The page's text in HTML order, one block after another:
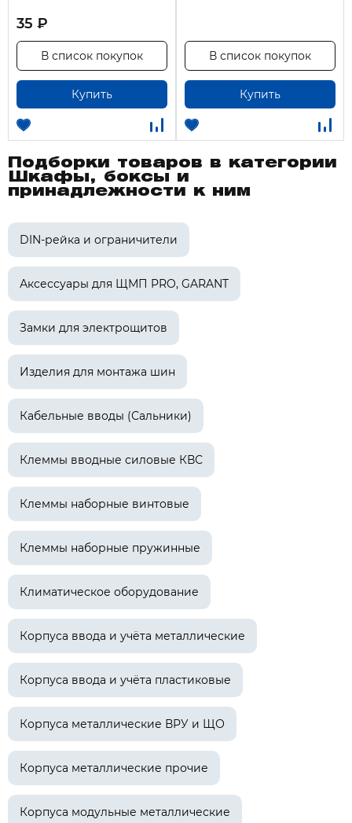
35 ₽
Купить
В список покупок
Купить
В список покупок
Подборки товаров в категории
Шкафы, боксы и
принадлежности к ним
DIN-рейка и ограничители
Аксессуары для ЩМП PRO, GARANT
Замки для электрощитов
Изделия для монтажа шин
Кабельные вводы (Сальники)
Клеммы вводные силовые КВС
Клеммы наборные винтовые
Клеммы наборные пружинные
Климатическое оборудование
Корпуса ввода и учёта металлические
Корпуса ввода и учёта пластиковые
Корпуса металлические ВРУ и ЩО
Корпуса металлические прочие
Корпуса модульные металлические